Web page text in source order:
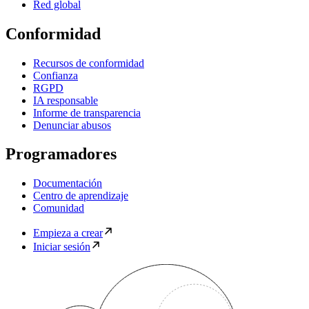
Red global
Conformidad
Recursos de conformidad
Confianza
RGPD
IA responsable
Informe de transparencia
Denunciar abusos
Programadores
Documentación
Centro de aprendizaje
Comunidad
Empieza a crear
Iniciar sesión